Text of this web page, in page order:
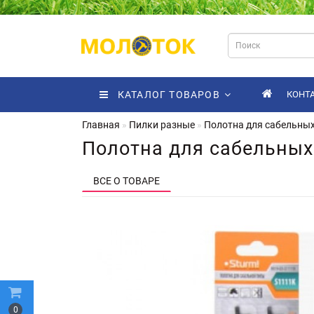
0
КАТАЛОГ ТОВАРОВ
Главная Пилки разные Полотна для
Полотна для
ВСЕ О ТОВАРЕ